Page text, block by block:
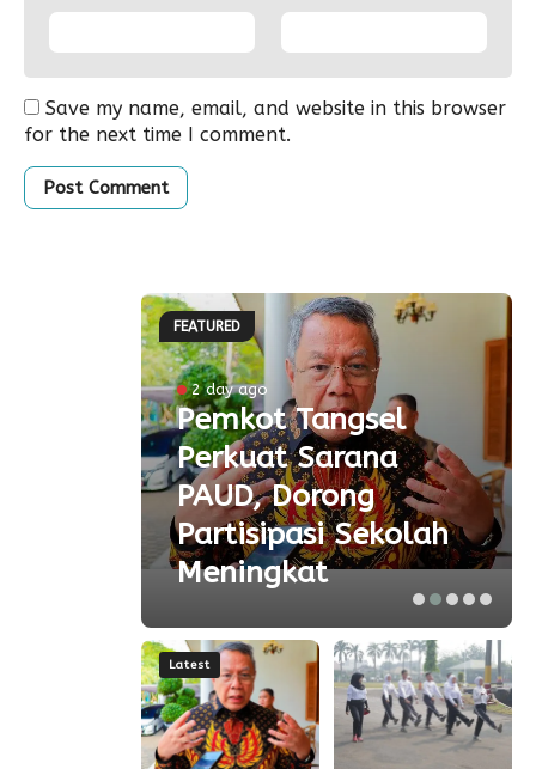
Save my name, email, and website in this browser
for the next time I comment.
FEATURED
2 day ago
Pemkot Tangsel
Perkuat Sarana
PAUD, Dorong
Partisipasi Sekolah
Meningkat
Latest